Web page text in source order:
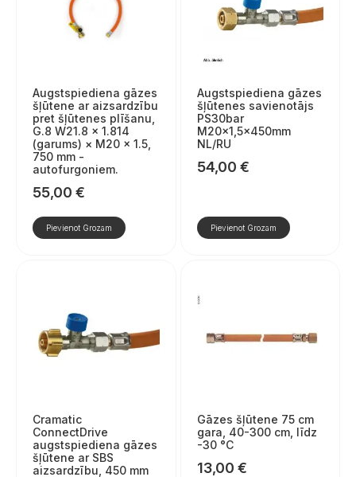
Augstspiediena gāzes
šļūtene ar aizsardzību
pret šļūtenes plīšanu,
G.8 W21.8 × 1.814
(garums) × M20 × 1.5,
750 mm -
autofurgoniem.
55,00 €
Pievienot Grozam
Augstspiediena gāzes
šļūtenes savienotājs
PS30bar
M20x1,5x450mm
NL/RU
54,00 €
Pievienot Grozam
Cramatic
ConnectDrive
augstspiediena gāzes
šļūtene ar SBS
aizsardzību, 450 mm
Gāzes šļūtene 75 cm
gara, 40-300 cm, līdz
-30 °C
13,00 €